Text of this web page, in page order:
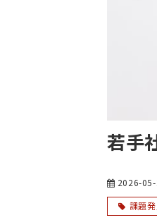
若手
2026-
課題